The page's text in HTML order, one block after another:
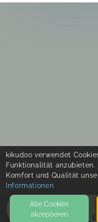
kikudoo verwendet
Funktionalität
Komfort und Qualität
Informationen
Alle Cookies
akzeptieren